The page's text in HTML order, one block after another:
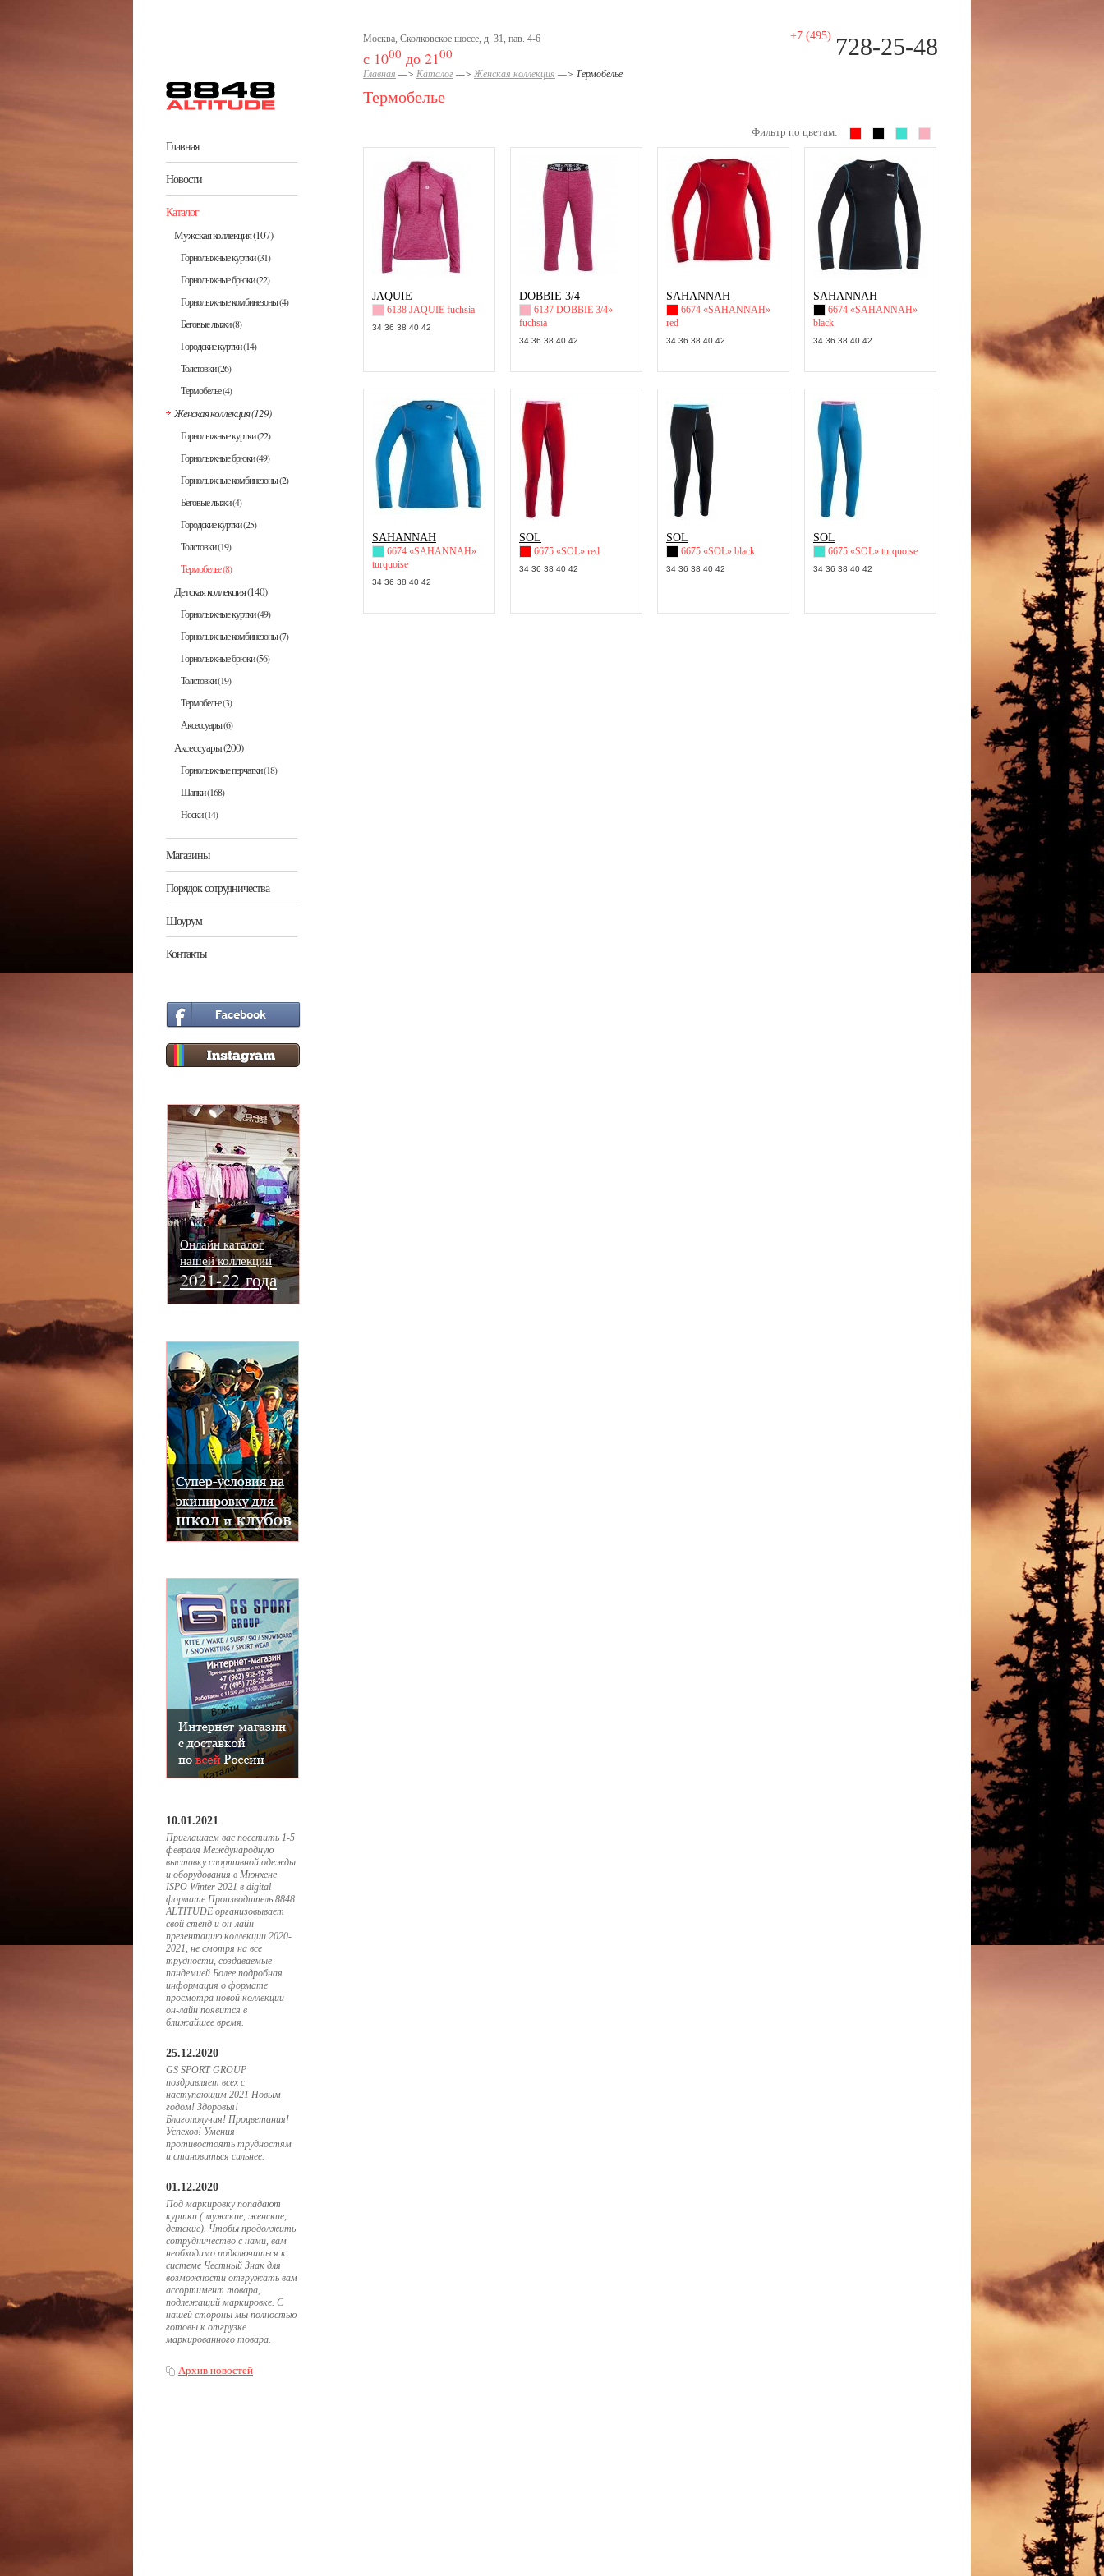
Главная
Новости
Каталог
Мужская коллекция(107)
Горнолыжные куртки(31)
Горнолыжные брюки(22)
Горнолыжные комбинезоны(4)
Беговые лыжи(8)
Городские куртки(14)
Толстовки(26)
Термобелье(4)
Женская коллекция(129)
Горнолыжные куртки(22)
Горнолыжные брюки(49)
Горнолыжные комбинезоны(2)
Беговые лыжи(4)
Городские куртки(25)
Толстовки(19)
Термобелье(8)
Детская коллекция(140)
Горнолыжные куртки(49)
Горнолыжные комбинезоны(7)
Горнолыжные брюки(56)
Толстовки(19)
Термобелье(3)
Аксессуары(6)
Аксессуары(200)
Горнолыжные перчатки(18)
Шапки(168)
Носки(14)
Магазины
Порядок сотрудничества
Шоурум
Контакты
Онлайн каталог
нашей коллекции
2021-22 года
10.01.2021
Приглашаем вас посетить 1-5
февраля Международную
выставку спортивной одежды
и оборудования в Мюнхене
ISPO Winter 2021 в digital
формате.Производитель 8848
ALTITUDE организовывает
свой стенд и он-лайн
презентацию коллекции 2020-
2021, не смотря на все
трудности, создаваемые
пандемией.Более подробная
информация о формате
просмотра новой коллекции
он-лайн появится в
ближайшее время.
25.12.2020
GS SPORT GROUP
поздравляет всех с
наступающим 2021 Новым
годом! Здоровья!
Благополучия! Процветания!
Успехов! Умения
противостоять трудностям
и становиться сильнее.
01.12.2020
Под маркировку попадают
куртки ( мужские, женские,
детские). Чтобы продолжить
сотрудничество с нами, вам
необходимо подключиться к
системе Честный Знак для
возможности отгружать вам
ассортимент товара,
подлежащий маркировке. С
нашей стороны мы полностью
готовы к отгрузке
маркированного товара.
Архив новостей
Москва, Сколковское шоссе, д. 31, пав. 4-6
с 1000 до 2100
+7 (495) 728-25-48
Главная —> Каталог —> Женская коллекция —> Термобелье
Термобелье
Фильтр по цветам:
JAQUIE
6138 JAQUIE fuchsia
34 36 38 40 42
DOBBIE 3/4
6137 DOBBIE 3/4»
fuchsia
34 36 38 40 42
SAHANNAH
6674 «SAHANNAH»
red
34 36 38 40 42
SAHANNAH
6674 «SAHANNAH»
black
34 36 38 40 42
SAHANNAH
6674 «SAHANNAH»
turquoise
34 36 38 40 42
SOL
6675 «SOL» red
34 36 38 40 42
SOL
6675 «SOL» black
34 36 38 40 42
SOL
6675 «SOL» turquoise
34 36 38 40 42